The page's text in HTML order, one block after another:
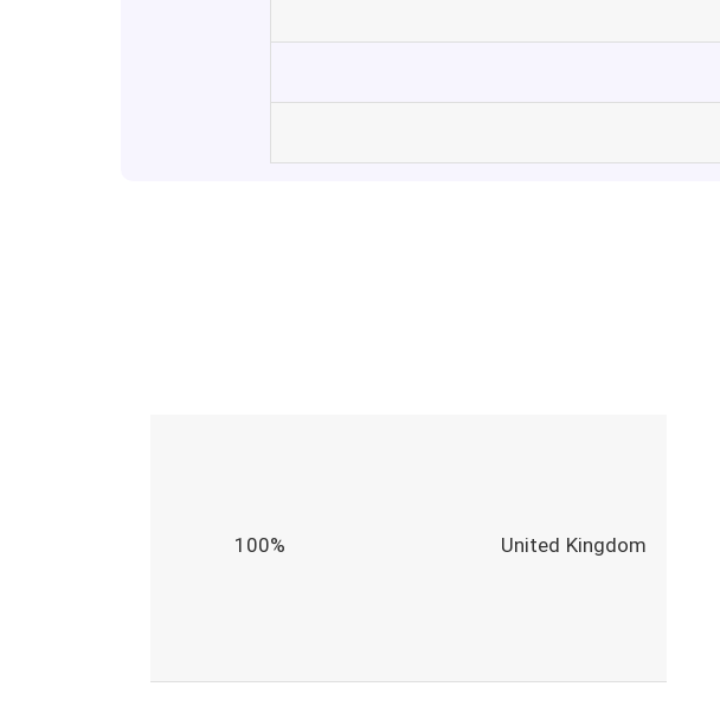
United Kingdom
100%